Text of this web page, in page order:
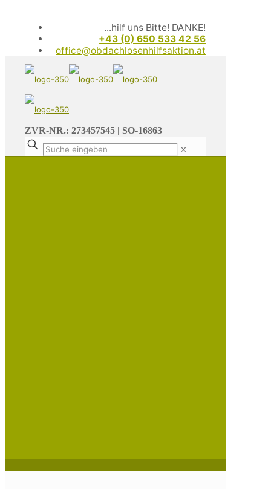
...hilf uns Bitte! DANKE!
+43 (0) 650 533 42 56
office@obdachlosenhilfsaktion.at
ZVR-NR.: 273457545 | SO-16863
✕